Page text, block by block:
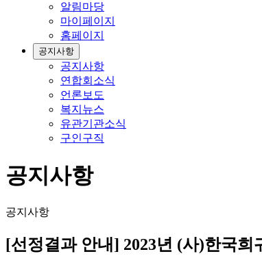
알림마당
마이페이지
홈페이지
공지사항
공지사항
연합회소식
언론보도
복지뉴스
유관기관소식
구인구직
공지사항
공지사항
[선정결과 안내] 2023년 (사)한국